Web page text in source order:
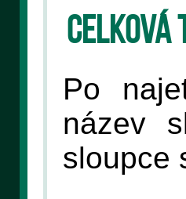
Celková
Po
název
sloupce